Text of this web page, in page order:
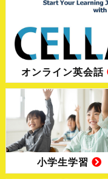
オンライン英会話
小学生学習